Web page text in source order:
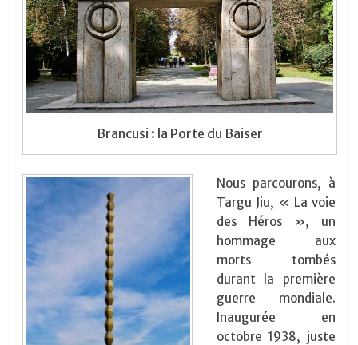
Brancusi : la Porte du Baiser
Nous parcourons, à
Targu Jiu, « La voie
des Héros », un
hommage aux
morts tombés
durant la première
guerre mondiale.
Inaugurée en
octobre 1938, juste